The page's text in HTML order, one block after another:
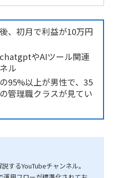
、初月で利益が10万円
やAIツール関連
ル
95%以上が男性で、35
管理職クラスが見てい
するYouTubeチャンネル。